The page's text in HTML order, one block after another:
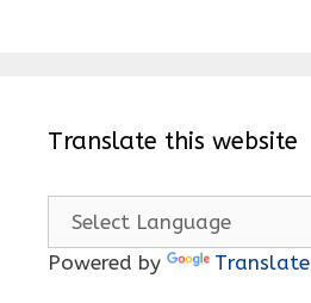
Translate this website
Powered by Translate